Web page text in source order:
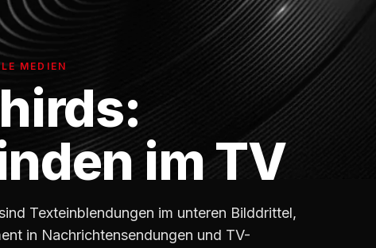
MEDIEN
im TV
Texteinblendungen im unteren Bilddrittel,
in Nachrichtensendungen und TV-